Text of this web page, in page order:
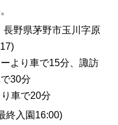
長野県茅野市玉川字原
より車で15分、諏訪
30分
車で20分
終入園16:00)